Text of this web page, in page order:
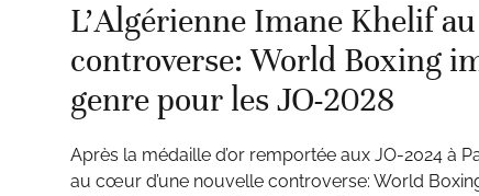
L’Algérienne Imane Khelif
controverse: World Boxing
genre pour les JO-2028
Après la médaille d’or remportée aux JO-2024 à
au cœur d’une nouvelle controverse: World